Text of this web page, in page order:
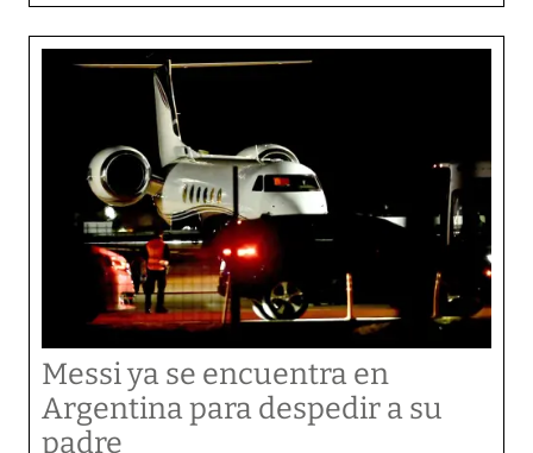
Messi ya se encuentra en
Argentina para despedir a su
padre